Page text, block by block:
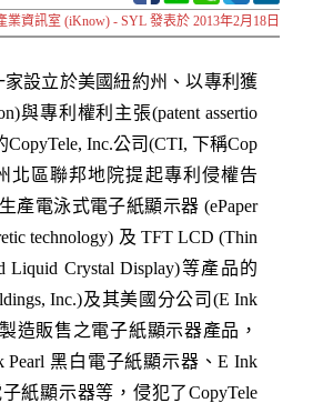
業資訊室 (iKnow) - SYL 發表於 2013年2月18日
家設立於美國紐約州、以專利獲
與專利權利主張(patent assertio
Inc.公司(CTI, 下稱Cop
北區聯邦地院提起專利侵權告
產電泳式電子紙顯示器 (ePaper
technology) 及 TFT LCD (Thin
Liquid Crystal Display)等產品的
Inc.)及其美國分公司(E Ink
造販售之電子紙顯示器產品，
Pearl 黑白電子紙顯示器、E Ink
紙顯示器等，侵犯了CopyTele